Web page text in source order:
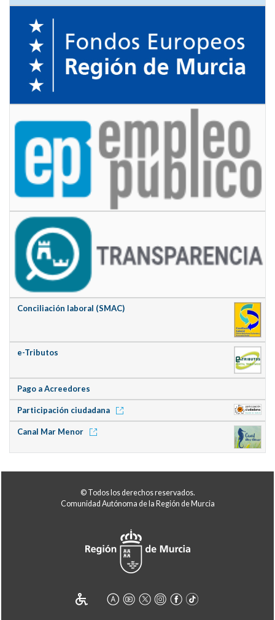
Conciliación laboral (SMAC)
e-Tributos
Pago a Acreedores
Participación ciudadana
Canal Mar Menor
© Todos los derechos reservados.
Comunidad Autónoma de la Región de Murcia